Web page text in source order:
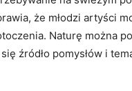
że młodzi⁢ artyści
‌Naturę można
źródło pomysłów i